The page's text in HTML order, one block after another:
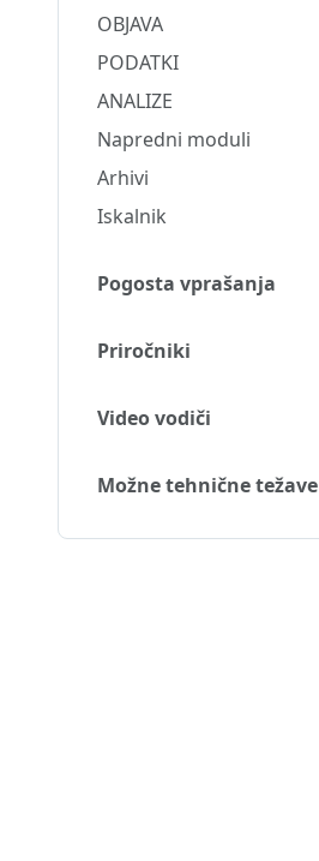
OBJAVA
PODATKI
ANALIZE
Napredni moduli
Arhivi
Iskalnik
Pogosta vprašanja
Priročniki
Video vodiči
Možne tehnične težave